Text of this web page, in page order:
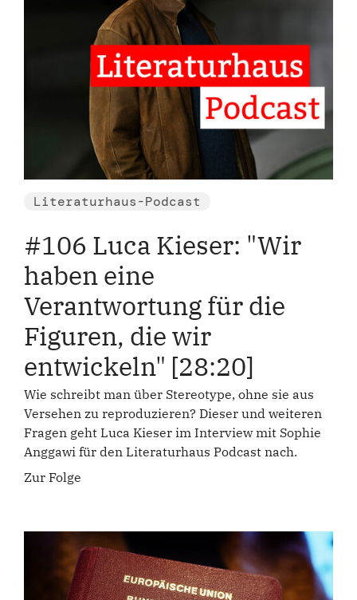
Literaturhaus-Podcast
#106 Luca Kieser: "Wir
haben eine
Verantwortung für die
Figuren, die wir
entwickeln" [28:20]
Wie schreibt man über Stereotype, ohne sie aus
Versehen zu reproduzieren? Dieser und weiteren
Fragen geht Luca Kieser im Interview mit Sophie
Anggawi für den Literaturhaus Podcast nach.
Zur Folge